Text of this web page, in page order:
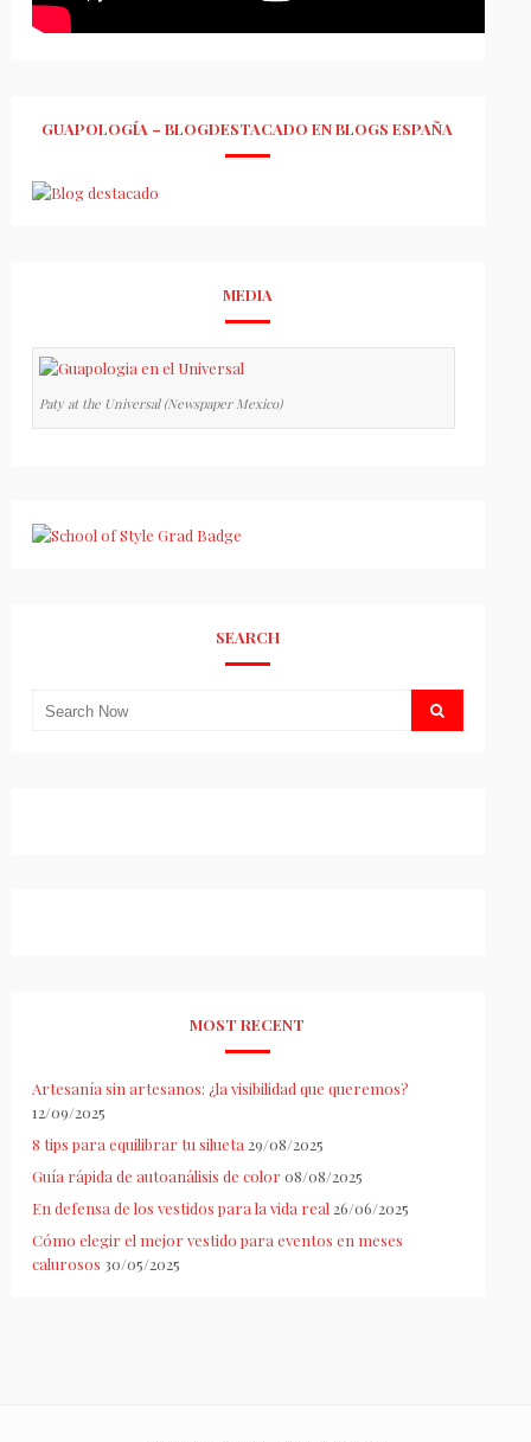
GUAPOLOGÍA – BLOGDESTACADO EN BLOGS ESPAÑA
MEDIA
Paty at the Universal (Newspaper Mexico)
SEARCH
MOST RECENT
Artesanía sin artesanos: ¿la visibilidad que queremos?
12/09/2025
8 tips para equilibrar tu silueta 29/08/2025
Guía rápida de autoanálisis de color 08/08/2025
En defensa de los vestidos para la vida real 26/06/2025
Cómo elegir el mejor vestido para eventos en meses
calurosos 30/05/2025